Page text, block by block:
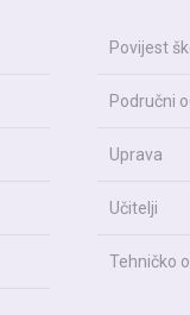
Povijest
Područni
Uprava
Učitelji
Tehničko